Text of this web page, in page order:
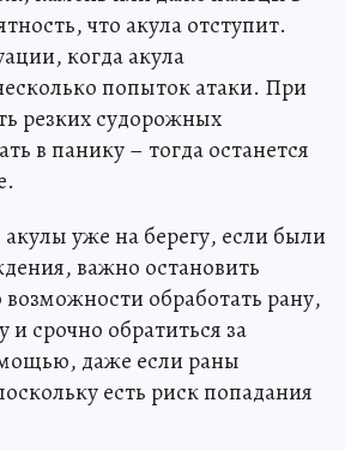
что акула отступит.
когда акула
попыток атаки. При
резких судорожных
в панику – тогда останется
уже на берегу, если были
важно остановить
обработать рану,
и срочно обратиться за
даже если раны
есть риск попадания